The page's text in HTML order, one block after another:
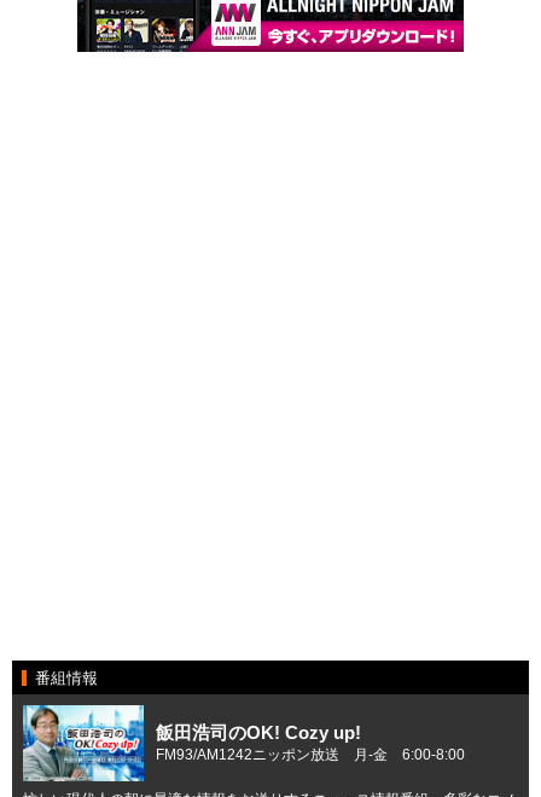
番組情報
飯田浩司のOK! Cozy up!
FM93/AM1242ニッポン放送 月-金 6:00-8:00